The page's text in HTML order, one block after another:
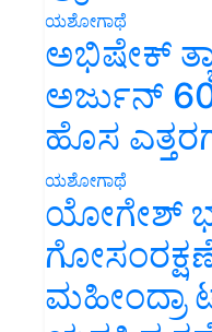
ಯಶೋಗಾಥೆ
ಅಭಿಷೇಕ್
ಅರ್ಜುನ್
ಹೊಸ
ಯಶೋಗಾಥೆ
ಯೋಗೇಶ್
ಮಹೀಂದ್ರಾ